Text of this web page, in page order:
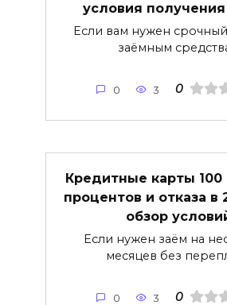
условия получения
Если вам нужен
заёмным
0 3 0
Кредитные карты 100
процентов и отказа в
обзор
Если нужен заём на
месяцев без
0 3 0